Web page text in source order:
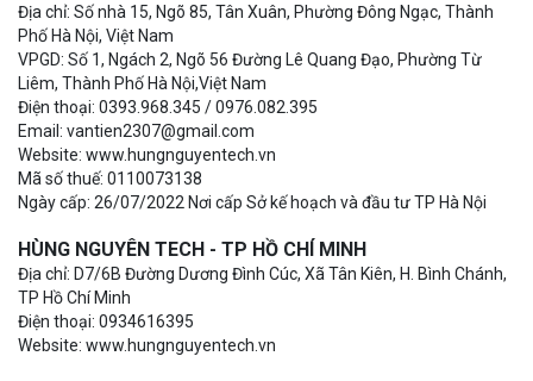
Địa chỉ: Số nhà 15, Ngõ 85, Tân Xuân, Phường Đông Ngạc, Thành
Phố Hà Nội, Việt Nam
VPGD: Số 1, Ngách 2, Ngõ 56 Đường Lê Quang Đạo, Phường Từ
Liêm, Thành Phố Hà Nội,Việt Nam
Điện thoại: 0393.968.345 / 0976.082.395
Email: vantien2307@gmail.com
Website: www.hungnguyentech.vn
Mã số thuế: 0110073138
Ngày cấp: 26/07/2022 Nơi cấp Sở kế hoạch và đầu tư TP Hà Nội
HÙNG NGUYÊN TECH - TP HỒ CHÍ MINH
Địa chỉ: D7/6B Đường Dương Đình Cúc, Xã Tân Kiên, H. Bình Chánh,
TP Hồ Chí Minh
Điện thoại: 0934616395
Website: www.hungnguyentech.vn